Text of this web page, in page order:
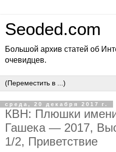
Seoded.com
Большой архив статей об
очевидцев.
среда, 20 декабря 2017 г.
КВН: Плюшки
Гашека — 2017,
1/2, Приветствие